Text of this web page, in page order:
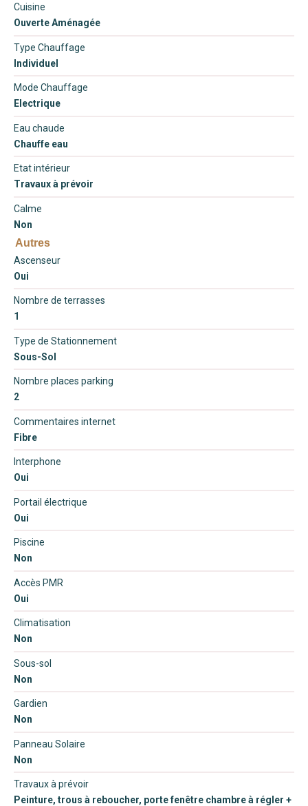
Cuisine
Ouverte Aménagée
Type Chauffage
Individuel
Mode Chauffage
Electrique
Eau chaude
Chauffe eau
Etat intérieur
Travaux à prévoir
Calme
Non
Autres
Ascenseur
Oui
Nombre de terrasses
1
Type de Stationnement
Sous-Sol
Nombre places parking
2
Commentaires internet
Fibre
Interphone
Oui
Portail électrique
Oui
Piscine
Non
Accès PMR
Oui
Climatisation
Non
Sous-sol
Non
Gardien
Non
Panneau Solaire
Non
Travaux à prévoir
Peinture, trous à reboucher, porte fenêtre chambre à régler +